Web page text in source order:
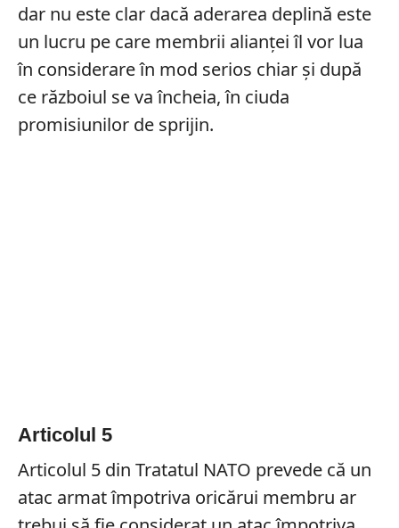
dar nu este clar dacă aderarea deplină este
un lucru pe care membrii alianței îl vor lua
în considerare în mod serios chiar și după
ce războiul se va încheia, în ciuda
promisiunilor de sprijin.
Articolul 5
Articolul 5 din Tratatul NATO prevede că un
atac armat împotriva oricărui membru ar